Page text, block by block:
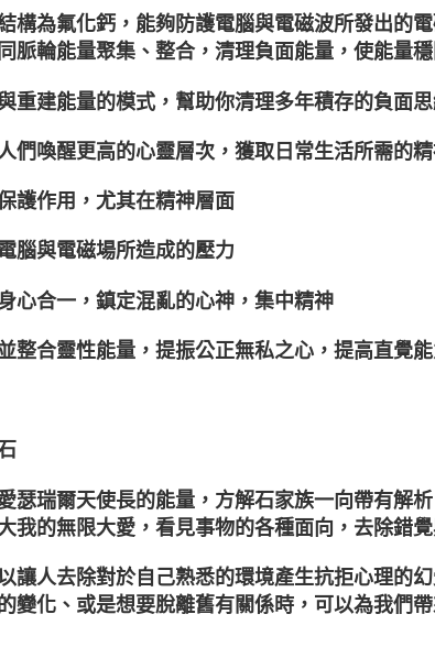
構為氟化鈣，能夠防護電腦與電磁波所發出的
脈輪能量聚集、整合，清理負面能量，使能量
重建能量的模式，幫助你清理多年積存的負面
們喚醒更高的心靈層次，獲取日常生活所需的
護作用，尤其在精神層面
腦與電磁場所造成的壓力
心合一，鎮定混亂的心神，集中精神
整合靈性能量，提振公正無私之心，提高直覺
瑟瑞爾天使長的能量，方解石家族一向帶有解
我的無限大愛，看見事物的各種面向，去除錯
讓人去除對於自己熟悉的環境產生抗拒心理的
變化、或是想要脫離舊有關係時，可以為我們帶